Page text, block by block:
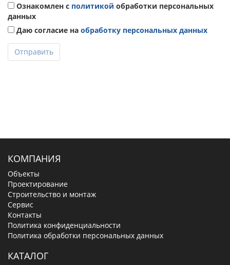
Ознакомлен с политикой обработки персональных
данных
Даю согласие на обработку персональных данных
Отправить
КОМПАНИЯ
Объекты
Проектирование
Строительство и монтаж
Сервис
Контакты
Политика конфиденциальности
Политика обработки персональных данных
КАТАЛОГ